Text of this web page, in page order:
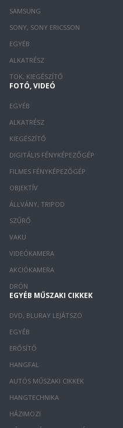
SAMSUNG
SONY, SONY ERICSSON
EGYÉB
ALKATRÉSZ
TOK, KIEGÉSZÍTŐ
FOTÓ, VIDEÓ
EGYÉB
ALKATRÉSZ
KIEGÉSZÍTŐ
DIGITÁLIS FÉNYKÉPEZŐGÉP
FILMES FÉNYKÉPEZŐGÉP
OBJEKTÍV
ÁLLVÁNY, TRIPOD
SZŰRŐ
VAKU
VIDEÓKAMERA
AKCIÓKAMERA
DRÓN
EGYÉB MŰSZAKI CIKKEK
DVD, BLURAY LEJÁTSZÓ
EGYÉB
ERŐSÍTŐ
HANGFAL
AUTÓS MŰSZAKI CIKKEK
HANGTECHNIKA
HÁZIMOZI